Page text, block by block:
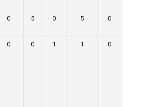
0 5 0 5 0
0 0 1 1 0